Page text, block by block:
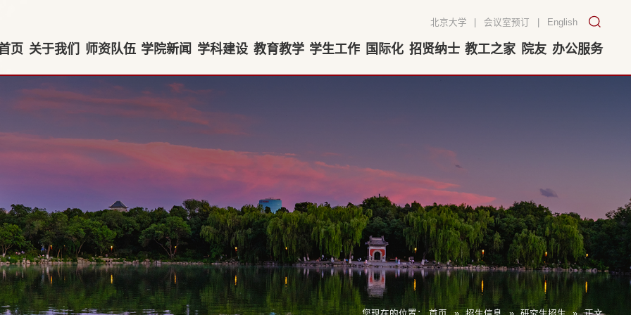
北京大学 会议室预订 English
页 关于我们 师资队伍 学院新闻 学科建设 教育教学 学生工作 国际化 招贤纳士 教工之家 院友 办公服务